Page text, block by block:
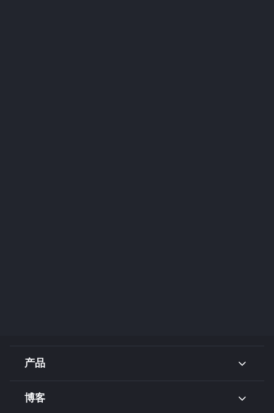
产品
博客